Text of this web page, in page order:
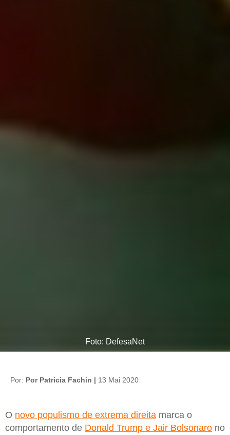
Foto: DefesaNet
Por: Por Patricia Fachin | 13 Mai 2020
O novo populismo de extrema direita marca o
comportamento de Donald Trump e Jair Bolsonaro no